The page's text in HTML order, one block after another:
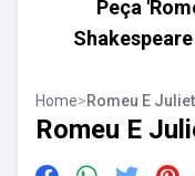
Peça
Home>Romeu E
Romeu E